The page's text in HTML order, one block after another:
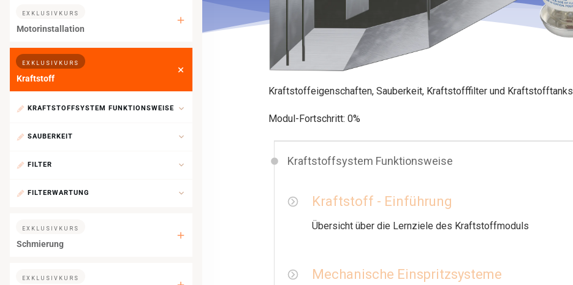
Kraftstoffeigenschaften, Sauberkeit, Kraftstofffilter und Kraftstofftanks
Modul-Fortschritt: 0%
Kraftstoffsystem Funktionsweise
Kraftstoff - Einführung
Übersicht über die Lernziele des Kraftstoffmoduls
Mechanische Einspritzsysteme
EXKLUSIVKURS
Motorinstallation
EXKLUSIVKURS
Kraftstoff
KRAFTSTOFFSYSTEM FUNKTIONSWEISE
SAUBERKEIT
FILTER
FILTERWARTUNG
EXKLUSIVKURS
Schmierung
EXKLUSIVKURS